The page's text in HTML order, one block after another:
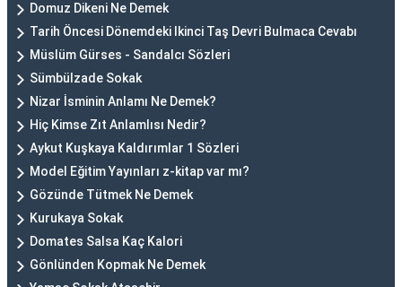
Domuz Dikeni Ne Demek
Tarih Öncesi Dönemdeki Ikinci Taş Devri Bulmaca Cevabı
Müslüm Gürses - Sandalcı Sözleri
Sümbülzade Sokak
Nizar İsminin Anlamı Ne Demek?
Hiç Kimse Zıt Anlamlısı Nedir?
Aykut Kuşkaya Kaldırımlar 1 Sözleri
Model Eğitim Yayınları z-kitap var mı?
Gözünde Tütmek Ne Demek
Kurukaya Sokak
Domates Salsa Kaç Kalori
Gönlünden Kopmak Ne Demek